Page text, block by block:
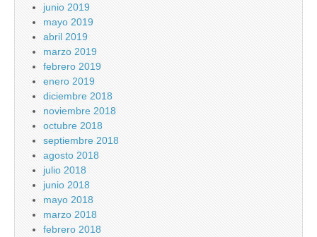
junio 2019
mayo 2019
abril 2019
marzo 2019
febrero 2019
enero 2019
diciembre 2018
noviembre 2018
octubre 2018
septiembre 2018
agosto 2018
julio 2018
junio 2018
mayo 2018
marzo 2018
febrero 2018